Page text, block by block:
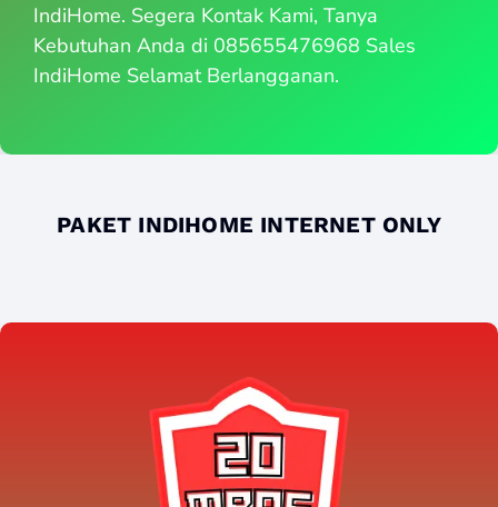
IndiHome. Segera Kontak Kami, Tanya
Kebutuhan Anda di 085655476968 Sales
IndiHome Selamat Berlangganan.
PAKET INDIHOME INTERNET ONLY